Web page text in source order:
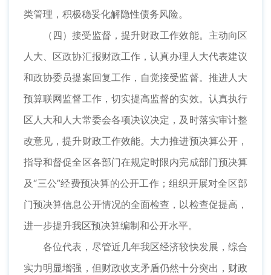
类管理，积极稳妥化解隐性债务风险。
（四）接受监督，提升财政工作效能。主动向区
人大、区政协汇报财政工作，认真办理人大代表建议
和政协委员提案回复工作，自觉接受监督。推进人大
预算联网监督工作，切实提高监督的实效。认真执行
区人大和人大常委会各项决议决定，及时落实审计整
改意见，提升财政工作效能。大力推进预决算公开，
指导和督促全区各部门在规定时限内完成部门预决算
及“三公”经费预决算的公开工作；组织开展对全区部
门预决算信息公开情况的全面检查，以检查促提高，
进一步提升我区预决算编制和公开水平。
各位代表，尽管近几年我区经济较快发展，综合
实力明显增强，但财政收支矛盾仍然十分突出，财政